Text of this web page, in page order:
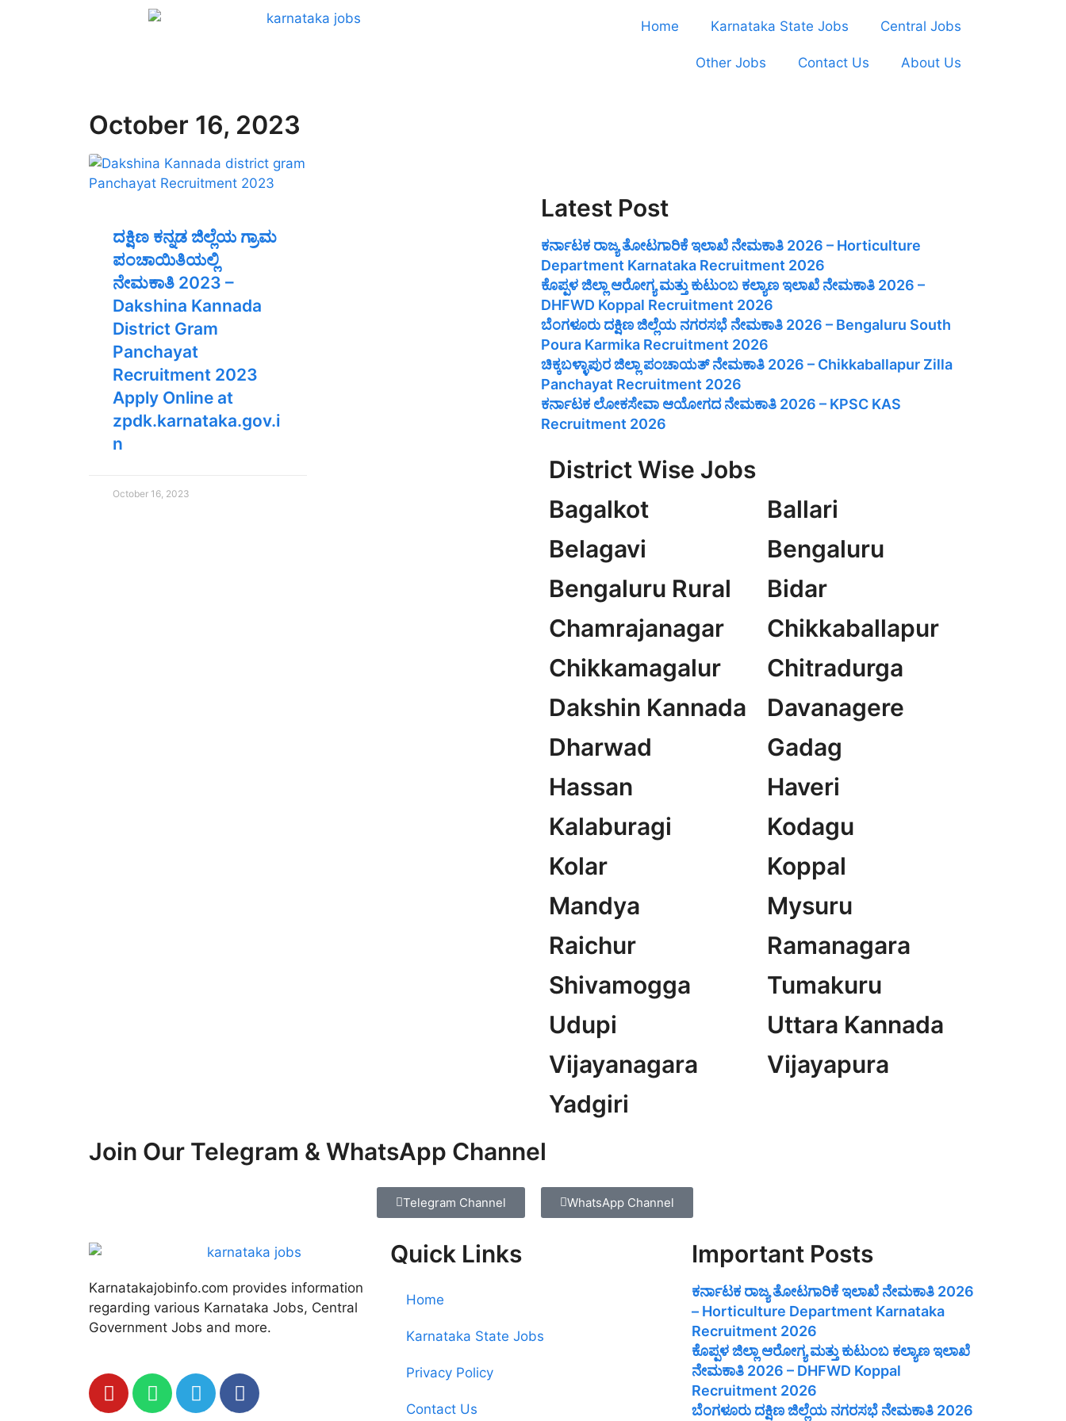
Home Karnataka State Jobs Central Jobs
Other Jobs Contact Us About Us
October 16, 2023
ದಕ್ಷಿಣ ಕನ್ನಡ ಜಿಲ್ಲೆಯ ಗ್ರಾಮ
ಪಂಚಾಯಿತಿಯಲ್ಲಿ
ನೇಮಕಾತಿ 2023 –
Dakshina Kannada
District Gram
Panchayat
Recruitment 2023
Apply Online at
zpdk.karnataka.gov.i
n
October 16, 2023
Latest Post
ಕರ್ನಾಟಕ ರಾಜ್ಯ ತೋಟಗಾರಿಕೆ ಇಲಾಖೆ ನೇಮಕಾತಿ 2026 – Horticulture
Department Karnataka Recruitment 2026
ಕೊಪ್ಪಳ ಜಿಲ್ಲಾ ಆರೋಗ್ಯ ಮತ್ತು ಕುಟುಂಬ ಕಲ್ಯಾಣ ಇಲಾಖೆ ನೇಮಕಾತಿ 2026 –
DHFWD Koppal Recruitment 2026
ಬೆಂಗಳೂರು ದಕ್ಷಿಣ ಜಿಲ್ಲೆಯ ನಗರಸಭೆ ನೇಮಕಾತಿ 2026 – Bengaluru South
Poura Karmika Recruitment 2026
ಚಿಕ್ಕಬಳ್ಳಾಪುರ ಜಿಲ್ಲಾ ಪಂಚಾಯತ್ ನೇಮಕಾತಿ 2026 – Chikkaballapur Zilla
Panchayat Recruitment 2026
ಕರ್ನಾಟಕ ಲೋಕಸೇವಾ ಆಯೋಗದ ನೇಮಕಾತಿ 2026 – KPSC KAS
Recruitment 2026
District Wise Jobs
Bagalkot
Ballari
Belagavi
Bengaluru
Bengaluru Rural
Bidar
Chamrajanagar
Chikkaballapur
Chikkamagalur
Chitradurga
Dakshin Kannada
Davanagere
Dharwad
Gadag
Hassan
Haveri
Kalaburagi
Kodagu
Kolar
Koppal
Mandya
Mysuru
Raichur
Ramanagara
Shivamogga
Tumakuru
Udupi
Uttara Kannada
Vijayanagara
Vijayapura
Yadgiri
Join Our Telegram & WhatsApp Channel
Telegram Channel WhatsApp Channel
Karnatakajobinfo.com provides information
regarding various Karnataka Jobs, Central
Government Jobs and more.
Quick Links
Home
Karnataka State Jobs
Privacy Policy
Contact Us
Important Posts
ಕರ್ನಾಟಕ ರಾಜ್ಯ ತೋಟಗಾರಿಕೆ ಇಲಾಖೆ ನೇಮಕಾತಿ 2026
– Horticulture Department Karnataka
Recruitment 2026
ಕೊಪ್ಪಳ ಜಿಲ್ಲಾ ಆರೋಗ್ಯ ಮತ್ತು ಕುಟುಂಬ ಕಲ್ಯಾಣ ಇಲಾಖೆ
ನೇಮಕಾತಿ 2026 – DHFWD Koppal
Recruitment 2026
ಬೆಂಗಳೂರು ದಕ್ಷಿಣ ಜಿಲ್ಲೆಯ ನಗರಸಭೆ ನೇಮಕಾತಿ 2026